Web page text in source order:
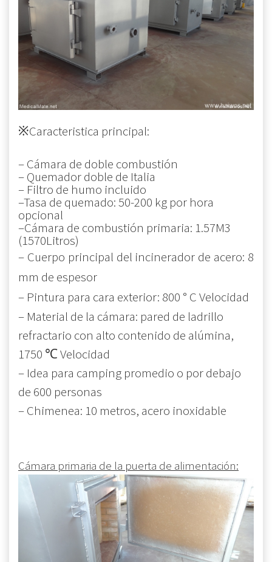
※Caracteristica principal:
– Cámara de doble combustión
– Quemador doble de Italia
– Filtro de humo incluido
–Tasa de quemado: 50-200 kg por hora
opcional
–Cámara de combustión primaria: 1.57M3
(1570Litros)
– Cuerpo principal del incinerador de acero: 8
mm de espesor
– Pintura para cara exterior: 800 ° CVelocidad
– Material de la cámara: pared de ladrillo
refractario con alto contenido de alúmina,
1750 ℃Velocidad
– Idea para camping promedio o por debajo
de 600 personas
– Chimenea: 10 metros, acero inoxidable
Cámara primaria de la puerta de alimentación: